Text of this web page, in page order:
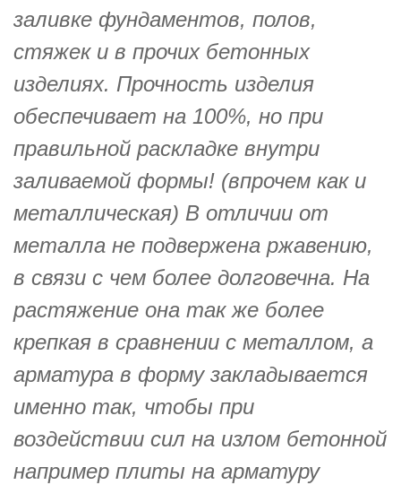
заливке фундаментов, полов,
стяжек и в прочих бетонных
изделиях. Прочность изделия
обеспечивает на 100%, но при
правильной раскладке внутри
заливаемой формы! (впрочем как и
металлическая) В отличии от
металла не подвержена ржавению,
в связи с чем более долговечна. На
растяжение она так же более
крепкая в сравнении с металлом, а
арматура в форму закладывается
именно так, чтобы при
воздействии сил на излом бетонной
например плиты на арматуру